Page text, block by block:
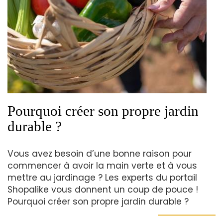
Pourquoi créer son propre jardin
durable ?
Vous avez besoin d’une bonne raison pour
commencer à avoir la main verte et à vous
mettre au jardinage ? Les experts du portail
Shopalike vous donnent un coup de pouce !
Pourquoi créer son propre jardin durable ?